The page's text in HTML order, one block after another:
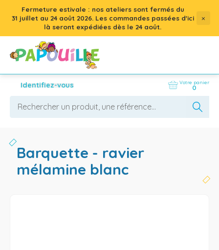
Fermeture estivale : nos ateliers sont fermés du
31 juillet au 24 août 2026. Les commandes passées d'ici
là seront expédiées dès le 24 août.
×
Identifiez-vous Votre panier
0
barquette - ravier
mélamine blanc